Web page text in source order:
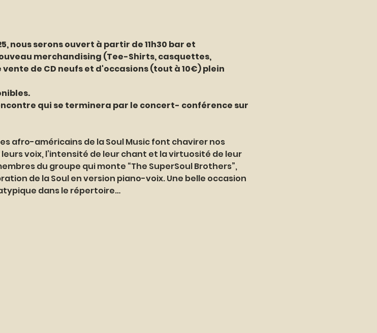
nous serons ouvert à partir de 11h30 bar et
merchandising (Tee-Shirts, casquettes,
de CD neufs et d'occasions (tout à 10€) plein
qui se terminera par le concert- conférence sur
afro-américains de la Soul Music font chavirer nos
voix, l’intensité de leur chant et la virtuosité de leur
du groupe qui monte “The SuperSoul Brothers”,
de la Soul en version piano-voix. Une belle occasion
dans le répertoire…